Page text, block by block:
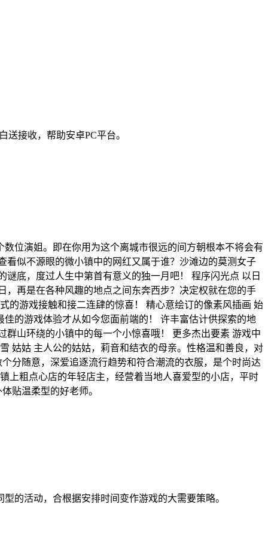
接收，帮助安卓PC平台。
位演姐。即在你用为这个离城市很远的间方朝根本不将会有
似不源眼的微小镇中的网红又属于谁？沙滩边的莫测女子
底，度过人生中第首有意义的独一月吧！ 程序闪光点 以日
再是在各种风趣的地点之间东奔西步？决定权就在您的手
的游戏接触和接二连肆的惊喜！ 精心意绘订的像素风插画 始
的游戏体验才从如今您面前端的！ 许丰富估计供探索的地
山环绕的小镇中的每一个小惊喜哦！ 更多杰出要素 游戏中
姑姑 主人公的姑姑，莉音和结衣的母亲。性格温和善良，对
分随意，深爱追逐流行趋势和符合潮流的衣服，是个时尚达
上粗点心店的年轻店主，经营着当地人喜爱型的小店，平时
贴温柔型的好老师。
的活动，合根据安排时间变作游戏的大需要策略。